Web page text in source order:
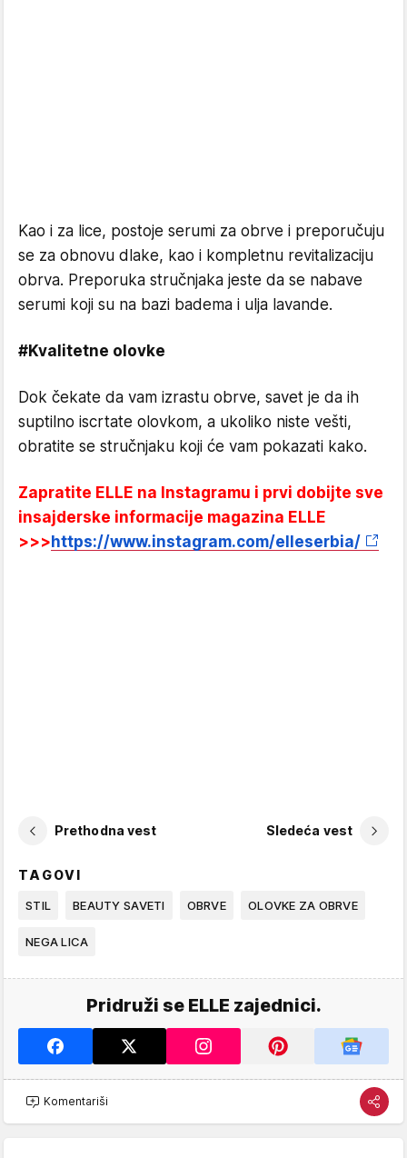
Kao i za lice, postoje serumi za obrve i preporučuju
se za obnovu dlake, kao i kompletnu revitalizaciju
obrva. Preporuka stručnjaka jeste da se nabave
serumi koji su na bazi badema i ulja lavande.
#Kvalitetne olovke
Dok čekate da vam izrastu obrve, savet je da ih
suptilno iscrtate olovkom, a ukoliko niste vešti,
obratite se stručnjaku koji će vam pokazati kako.
Zapratite ELLE na Instagramu i prvi dobijte sve
insajderske informacije magazina ELLE
>>>https://www.instagram.com/elleserbia/
Prethodna vest Sledeća vest
TAGOVI
STIL BEAUTY SAVETI OBRVE OLOVKE ZA OBRVE
NEGA LICA
Pridruži se ELLE zajednici.
Komentariši